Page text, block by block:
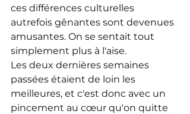
ces différences culturelles
autrefois gênantes sont devenues
amusantes. On se sentait tout
simplement plus à l'aise.
Les deux dernières semaines
passées étaient de loin les
meilleures, et c'est donc avec un
pincement au cœur qu'on quitte